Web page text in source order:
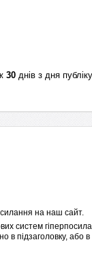
30 днів з дня
на наш сайт.
систем
в підзаголовку, або